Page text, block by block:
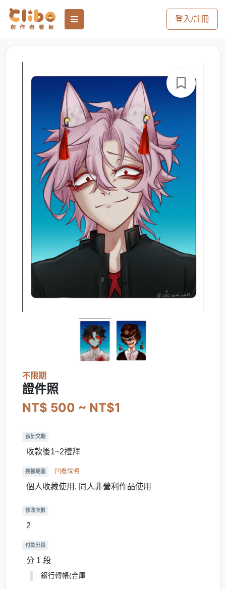
登入/註冊
不限期
證件照
NT$ 500 ~ NT$1
預計交期
收款後1~2禮拜
授權範圍 [?]看說明
個人收藏使用, 同人非營利作品使用
修改次數
2
付款分段
分 1 段
銀行轉帳(合庫